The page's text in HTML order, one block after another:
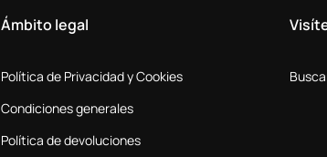
Ámbito legal
Política de Privacidad y Cookies
Condiciones generales
Política de devoluciones